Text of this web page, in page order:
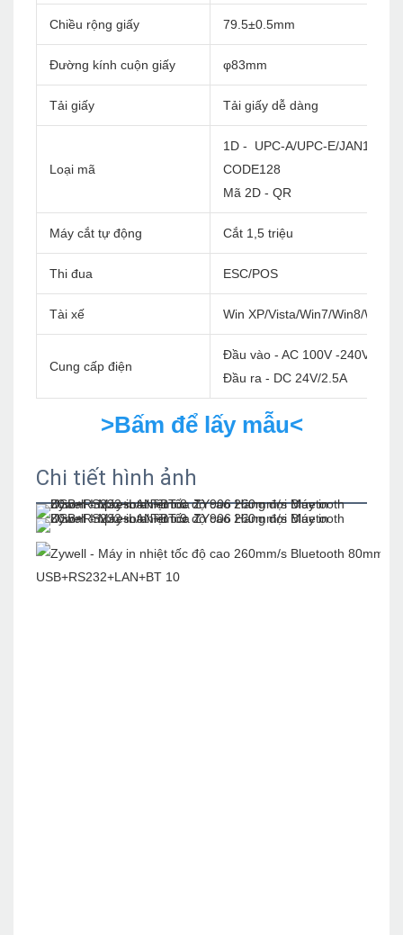
Chiều rộng giấy 79.5±0.5mm
Đường kính cuộn giấy φ83mm
Tải giấy Tải giấy dễ dàng
Loại mã
1D - UPC-A/UPC-E/
CODE128
Mã 2D - QR
Máy cắt tự động Cắt 1,5 triệu
Thi đua ESC/POS
Tài xế Win XP/Vista/Win7/Win8/
Cung cấp điện
Đầu vào - AC 100V -240V/60Hz
Đầu ra - DC 24V/2.5A
>Bấm để lấy mẫu<
Chi tiết hình ảnh